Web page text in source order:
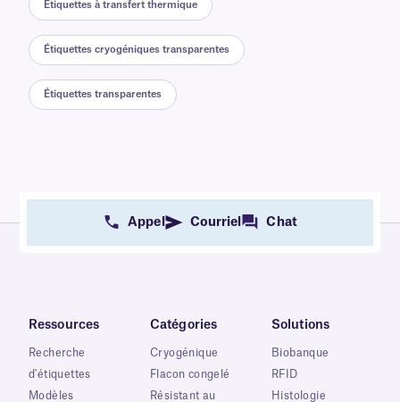
Étiquettes à transfert thermique
Étiquettes cryogéniques transparentes
Étiquettes transparentes
Appel Courriel Chat
Ressources
Recherche
d'étiquettes
Modèles
Catégories
Cryogénique
Flacon congelé
Résistant au
Solutions
Biobanque
RFID
Histologie